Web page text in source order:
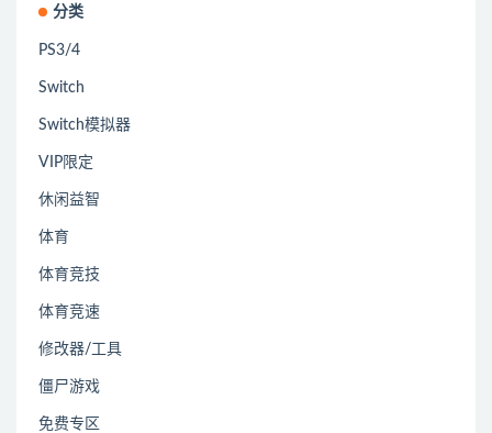
分类
PS3/4
Switch
Switch模拟器
VIP限定
休闲益智
体育
体育竞技
体育竞速
修改器/工具
僵尸游戏
免费专区